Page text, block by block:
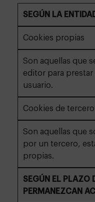
SEGÚN LA
Cookies propias
Son aquellas que
editor para
usuario.
Cookies de tercero
Son aquellas que
por un tercero,
propias.
SEGÚN EL PLAZO
PERMANEZCAN